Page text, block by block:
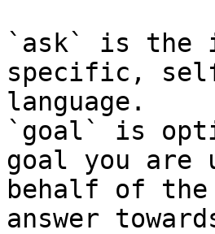
`ask` is the
specific,
language.
`goal` is
goal you are
behalf of
answer